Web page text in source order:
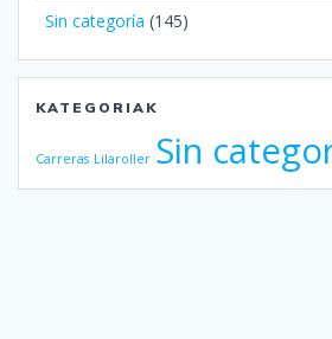
Sin categoría (145)
KATEGORIAK
Carreras Lilaroller Sin